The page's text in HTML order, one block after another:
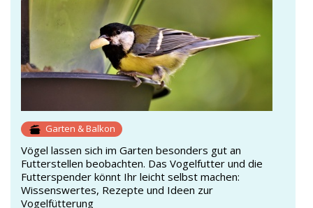
Garten & Balkon
Vögel lassen sich im Garten besonders gut an
Futterstellen beobachten. Das Vogelfutter und die
Futterspender könnt Ihr leicht selbst machen:
Wissenswertes, Rezepte und Ideen zur
Vogelfütterung